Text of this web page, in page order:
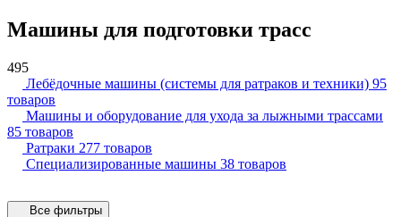
Машины для подготовки трасс
495
Лебёдочные машины (системы для ратраков и техники) 95
товаров
Машины и оборудование для ухода за лыжными трассами
85 товаров
Ратраки 277 товаров
Специализированные машины 38 товаров
Все фильтры